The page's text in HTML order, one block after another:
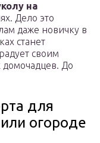
на
Дело это
даже новичку в
станет
своим
До
для
огороде